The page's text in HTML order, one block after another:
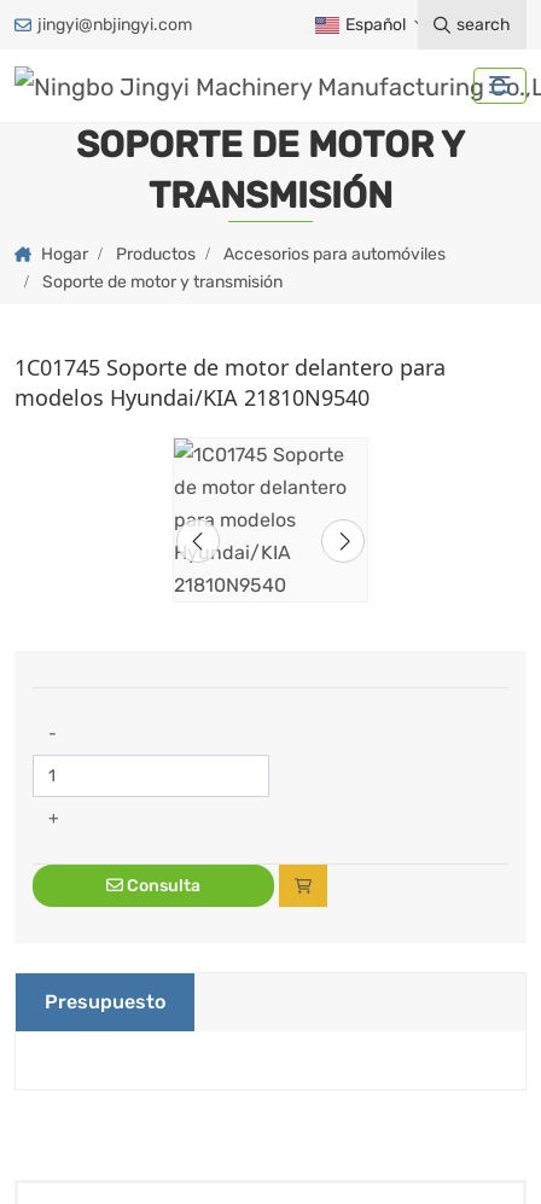
jingyi@nbjingyi.com Español search
SOPORTE DE MOTOR Y
TRANSMISIÓN
Hogar Productos
Accesorios para automóviles
Soporte de motor y transmisión
1C01745 Soporte de motor delantero para
modelos Hyundai/KIA 21810N9540
-
+
Consulta
Presupuesto